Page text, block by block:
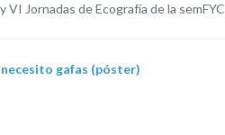
Jornadas de Ecografía de la semFYC
gafas (póster)